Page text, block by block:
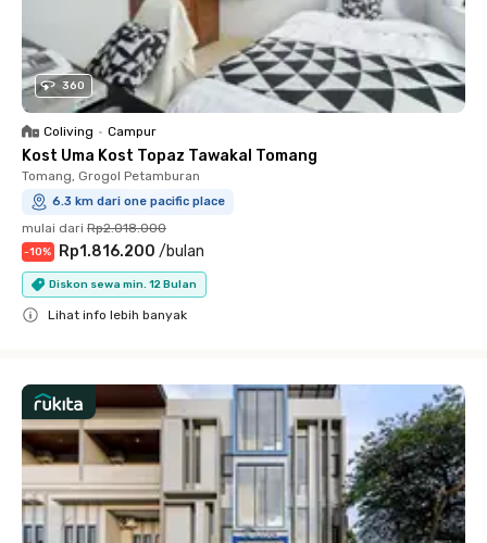
360
Coliving • Campur
Kost Uma Kost Topaz Tawakal Tomang
Tomang, Grogol Petamburan
6.3 km dari one pacific place
mulai dari Rp2.018.000
-10% Rp1.816.200 /bulan
Diskon sewa min. 12 Bulan
Lihat info lebih banyak